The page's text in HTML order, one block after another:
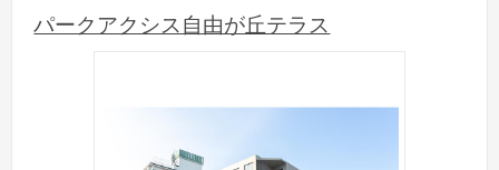
パークアクシス自由が丘テラス